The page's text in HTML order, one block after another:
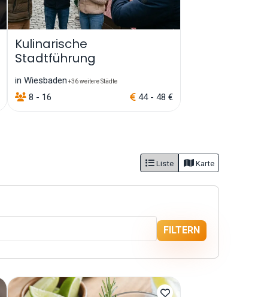
Kulinarische
Stadtführung
in Wiesbaden +36 weitere Städte
8 - 16 44 - 48 €
Liste Karte
FILTERN